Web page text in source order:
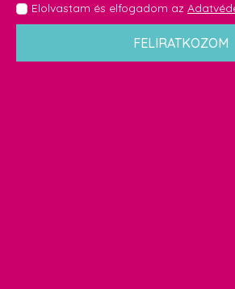
GDPR
*
Elolvastam és elfogadom az
FELIRATKOZOM